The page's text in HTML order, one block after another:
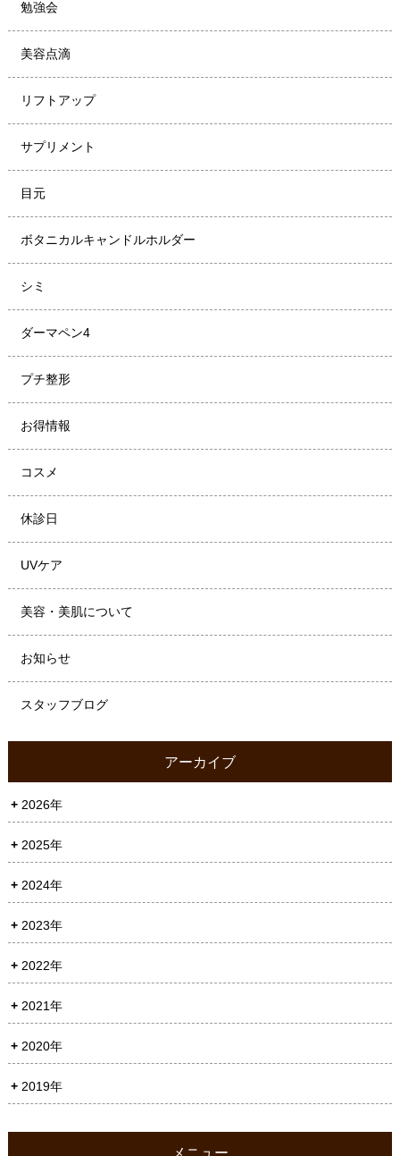
勉強会
美容点滴
リフトアップ
サプリメント
目元
ボタニカルキャンドルホルダー
シミ
ダーマペン4
プチ整形
お得情報
コスメ
休診日
UVケア
美容・美肌について
お知らせ
スタッフブログ
アーカイブ
2026年
2025年
2024年
2023年
2022年
2021年
2020年
2019年
メニュー